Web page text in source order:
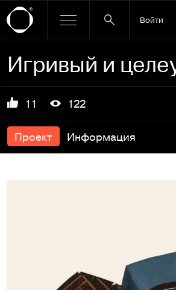
Войти
11 122
Проект Информация